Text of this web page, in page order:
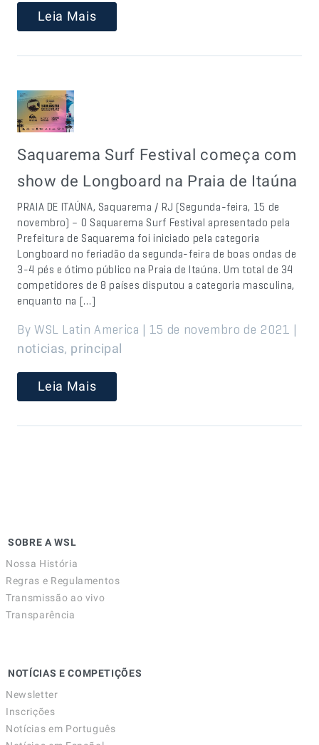
Leia Mais
Saquarema Surf Festival começa com
show de Longboard na Praia de Itaúna
PRAIA DE ITAÚNA, Saquarema / RJ (Segunda-feira, 15 de
novembro) – O Saquarema Surf Festival apresentado pela
Prefeitura de Saquarema foi iniciado pela categoria
Longboard no feriadão da segunda-feira de boas ondas de
3-4 pés e ótimo público na Praia de Itaúna. Um total de 34
competidores de 8 países disputou a categoria masculina,
enquanto na […]
By WSL Latin America | 15 de novembro de 2021 |
noticias, principal
Leia Mais
SOBRE A WSL
Nossa História
Regras e Regulamentos
Transmissão ao vivo
Transparência
NOTÍCIAS E COMPETIÇÕES
Newsletter
Inscrições
Notícias em Português